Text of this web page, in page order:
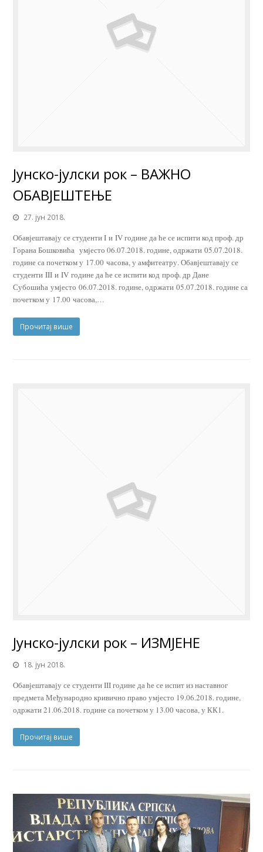
Јунско-јулски рок – ВАЖНО
ОБАВЈЕШТЕЊЕ
27. јун 2018.
Обавјештавају се студенти I и IV године да ће се испити код проф. др
Горана Бошковића умјесто 06.07.2018. године, одржати 05.07.2018.
године са почетком у 17.00 часова, у амфитеатру. Обавјештавају се
студенти III и IV године да ће се испити код проф. др Дане
Субошића умјесто 06.07.2018. године, одржати 05.07.2018. године са
почетком у 17.00 часова,…
Прочитај више
Јунско-јулски рок – ИЗМЈЕНЕ
18. јун 2018.
Обавјештавају се студенти III године да ће се испит из наставног
предмета Међународно кривично право умјесто 19.06.2018. године,
одржати 21.06.2018. године са почетком у 13.00 часова, у КК1.
Прочитај више